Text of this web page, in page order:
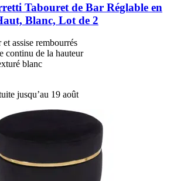
Tabouret de Bar Réglable en
Blanc, Lot de 2
et assise rembourrés
continu de la hauteur
blanc
jusqu’au 19 août